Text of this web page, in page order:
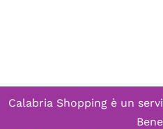
Calabria Shopping è un